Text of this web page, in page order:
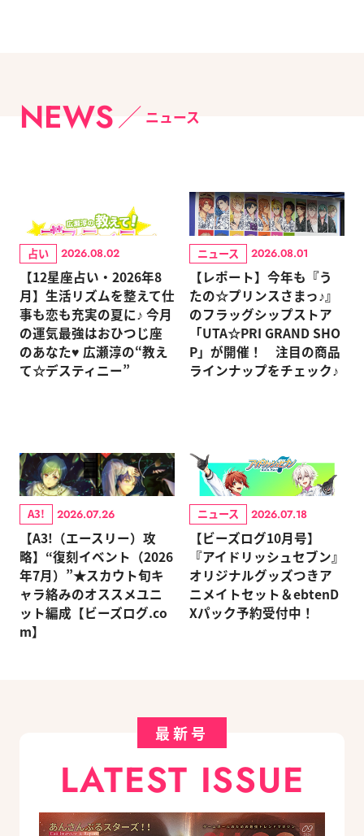
NEWS ニュース
占い 2026.08.02
【12星座占い・2026年8
月】生活リズムを整えて仕
事も恋も充実の夏に♪ 今月
の運気最強はおひつじ座
のあなた♥ 広瀬淳の“教え
て☆デスティニー”
ニュース 2026.08.01
【レポート】今年も『う
たの☆プリンスさまっ♪』
のフラッグシップストア
「UTA☆PRI GRAND SHO
P」が開催！ 注目の商品
ラインナップをチェック♪
A3! 2026.07.26
【A3!（エースリー）攻
略】“復刻イベント（2026
年7月）”★スカウト旬キ
ャラ絡みのオススメユニ
ット編成【ビーズログ.co
m】
ニュース 2026.07.18
【ビーズログ10月号】
『アイドリッシュセブン』
オリジナルグッズつきア
ニメイトセット＆ebtenD
Xパック予約受付中！
最新号
LATEST ISSUE